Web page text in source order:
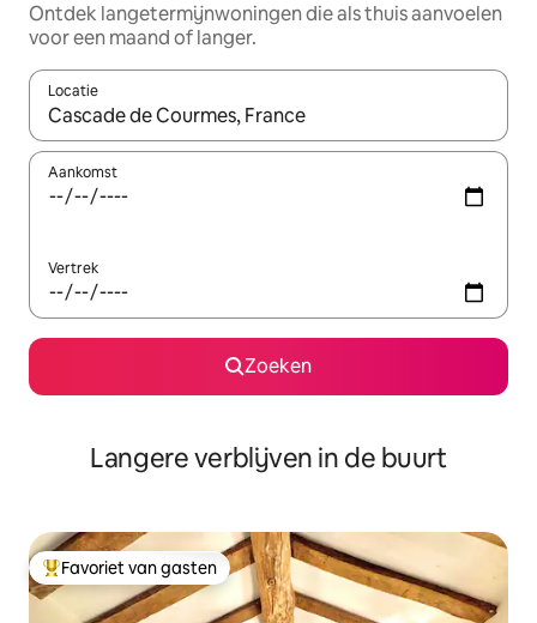
Ontdek langetermijnwoningen die als thuis aanvoelen
voor een maand of langer.
Locatie
Wanneer er resultaten beschikbaar zijn, maak je een keuze
Aankomst
Vertrek
Zoeken
Langere verblijven in de buurt
Topfavoriet van gasten
Favoriet van gasten